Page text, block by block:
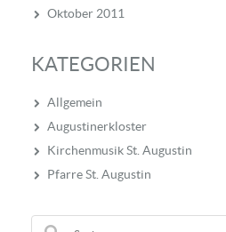
Oktober 2011
KATEGORIEN
Allgemein
Augustinerkloster
Kirchenmusik St. Augustin
Pfarre St. Augustin